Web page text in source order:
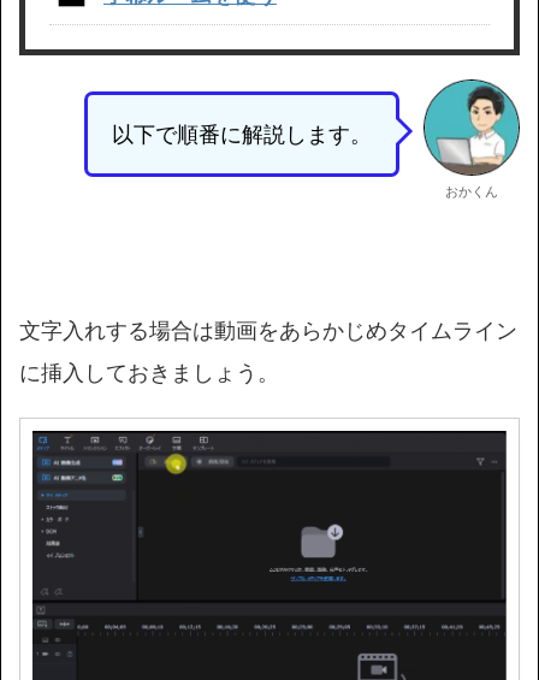
以下で順番に解説します。
おかくん
文字入れする場合は動画をあらかじめタイムライン
に挿入しておきましょう。